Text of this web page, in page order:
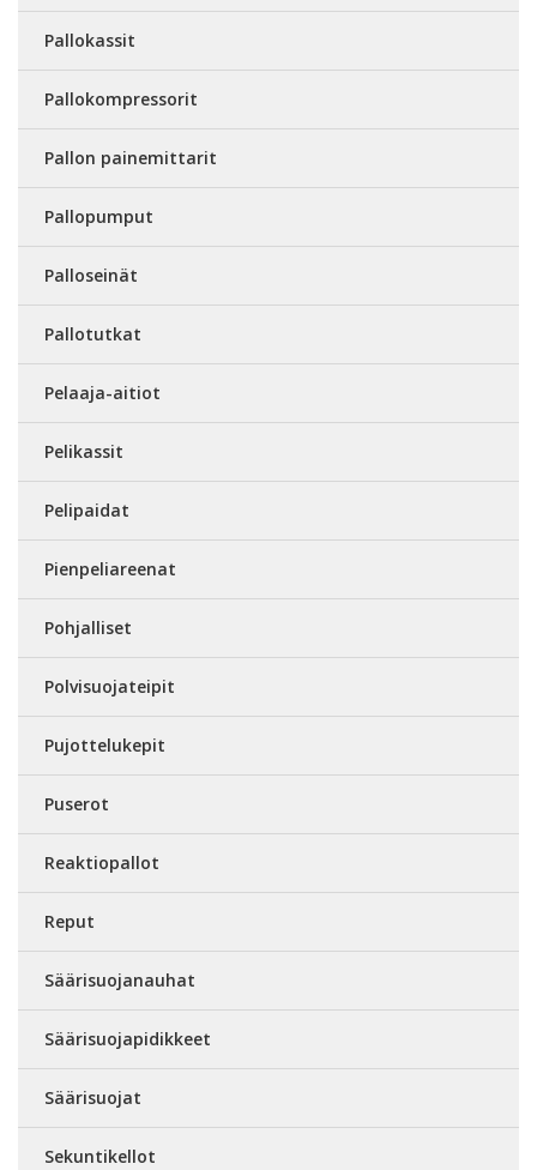
Pallokassit
Pallokompressorit
Pallon painemittarit
Pallopumput
Palloseinät
Pallotutkat
Pelaaja-aitiot
Pelikassit
Pelipaidat
Pienpeliareenat
Pohjalliset
Polvisuojateipit
Pujottelukepit
Puserot
Reaktiopallot
Reput
Säärisuojanauhat
Säärisuojapidikkeet
Säärisuojat
Sekuntikellot